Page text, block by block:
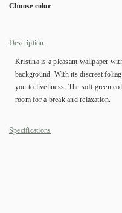
Choose color
Description
Kristina is a pleasant wallpaper
background. With its discreet
you to liveliness. The soft green
room for a break and relaxation.
Specifications